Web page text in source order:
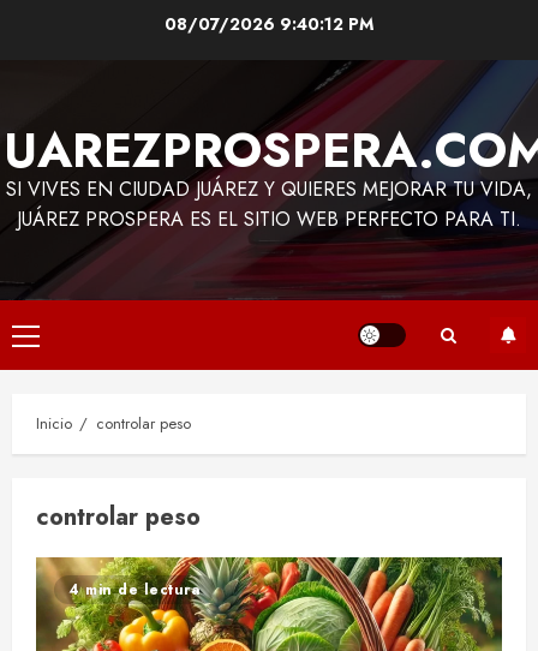
08/07/2026 9:40:12 PM
SI VIVES EN CIUDAD JUÁREZ Y QUIERES MEJORAR TU VIDA,
JUÁREZ PROSPERA ES EL SITIO WEB PERFECTO PARA TI.
Menú
principal
Inicio controlar peso
controlar peso
4 min de lectura